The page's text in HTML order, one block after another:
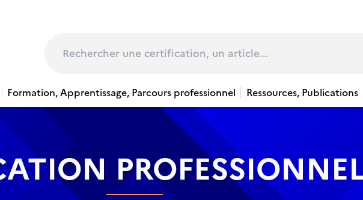
Formation, Apprentissage, Parcours professionnel Ressources, Publications